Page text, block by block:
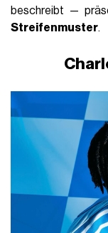
beschreibt —
Streifenmuster.